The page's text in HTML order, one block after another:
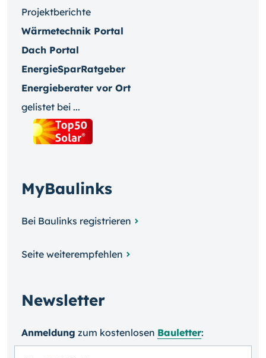
Projektberichte
Wärmetechnik Portal
Dach Portal
EnergieSparRatgeber
Energieberater vor Ort
gelistet bei ...
MyBaulinks
Bei Baulinks registrieren
Seite weiterempfehlen
Newsletter
Anmeldung zum kosten­losen Bauletter: